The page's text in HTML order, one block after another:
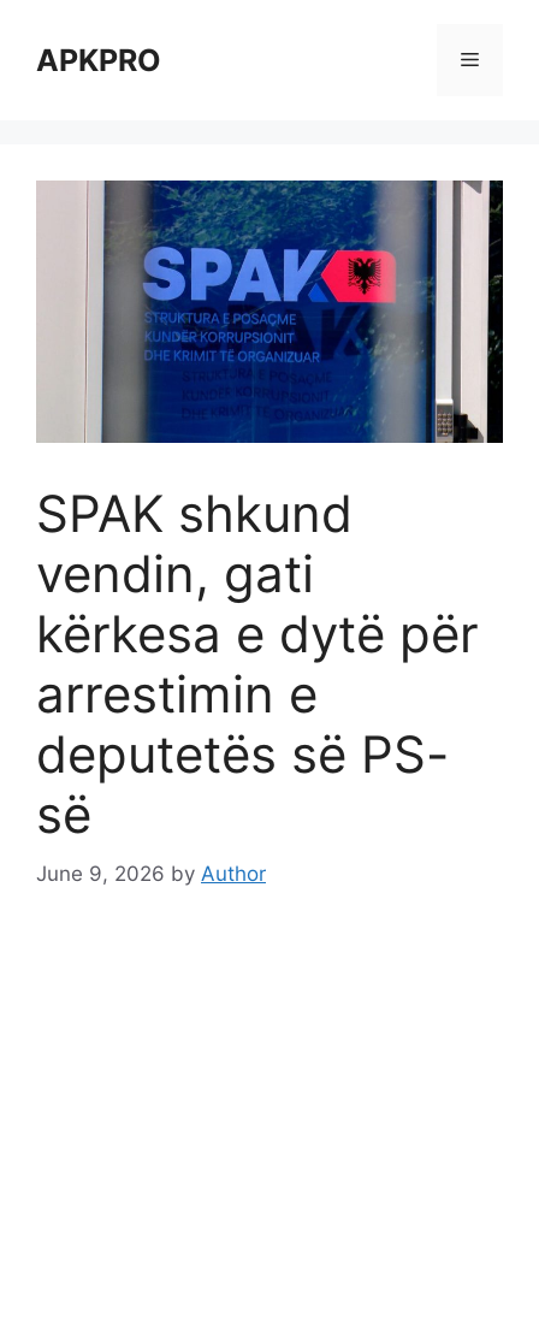
contentAPKPRO Menu
SPAK shkund
vendin, gati
kërkesa e dytë për
arrestimin e
deputetës së PS-
së
June 9, 2026 by Author